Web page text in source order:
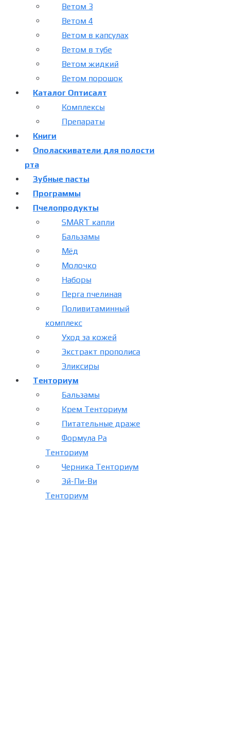
Ветом 3
Ветом 4
Ветом в капсулах
Ветом в тубе
Ветом жидкий
Ветом порошок
Каталог Оптисалт
Комплексы
Препараты
Книги
Ополаскиватели для полости
рта
Зубные пасты
Программы
Пчелопродукты
SMART капли
Бальзамы
Мёд
Молочко
Наборы
Перга пчелиная
Поливитаминный
комплекс
Уход за кожей
Экстракт прополиса
Эликсиры
Тенториум
Бальзамы
Крем Тенториум
Питательные драже
Формула Ра
Тенториум
Черника Тенториум
Эй-Пи-Ви
Тенториум